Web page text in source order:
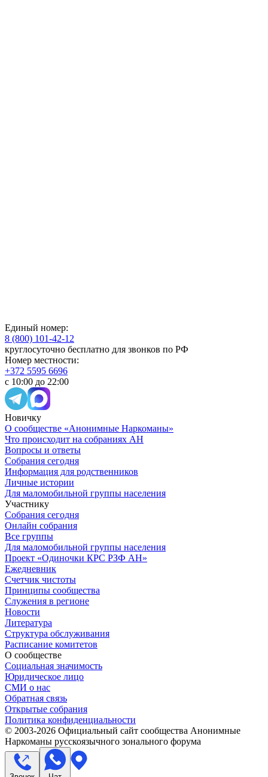
Единый номер:
8 (800) 101-42-12
круглосуточно бесплатно для звонков по РФ
Номер местности:
+372 5595 6696
с 10:00 до 22:00
Новичку
О сообществе «Анонимные Наркоманы»
Что происходит на собраниях АН
Вопросы и ответы
Собрания сегодня
Информация для родственников
Личные истории
Для маломобильной группы населения
Участнику
Собрания сегодня
Онлайн собрания
Все группы
Для маломобильной группы населения
Проект «Одиночки КРС РЗФ АН»
Ежедневник
Счетчик чистоты
Принципы сообщества
Служения в регионе
Новости
Литература
Структура обслуживания
Расписание комитетов
О сообществе
Социальная значимость
Юридическое лицо
СМИ о нас
Обратная связь
Открытые собрания
Политика конфиденциальности
© 2003-2026 Официальный сайт сообщества Анонимные
Наркоманы русскоязычного зонального форума